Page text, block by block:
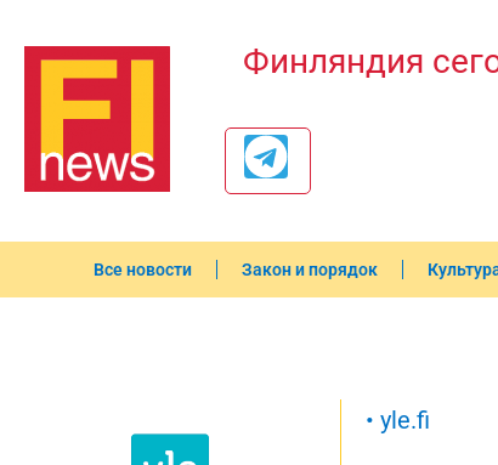
Финляндия
Все новости Закон и порядок
• yle.fi